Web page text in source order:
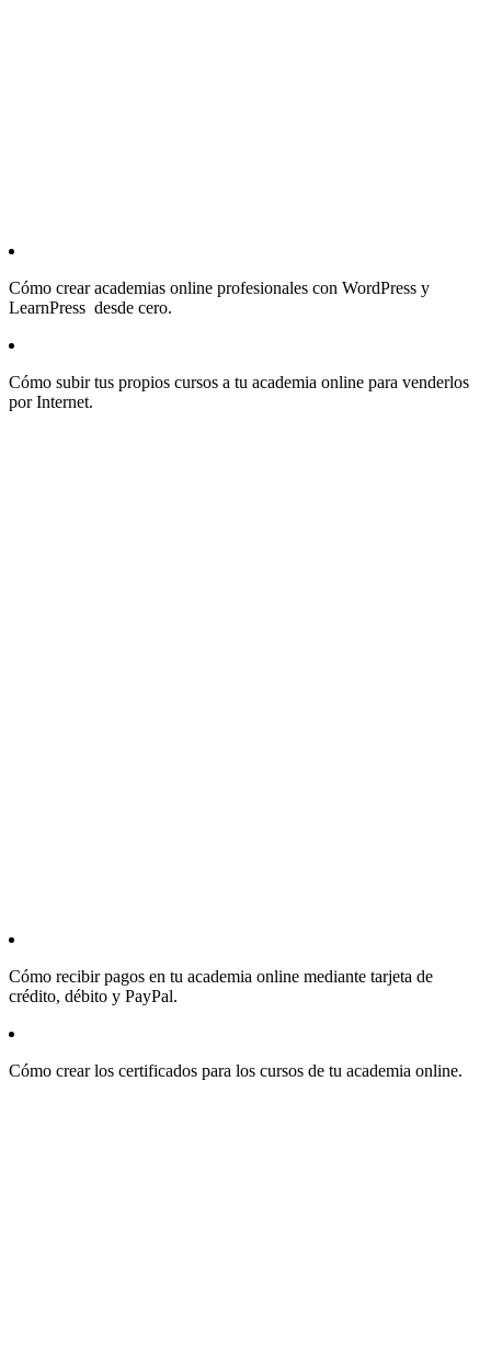
Cómo crear academias online profesionales con WordPress y
LearnPress desde cero.
Cómo subir tus propios cursos a tu academia online para venderlos
por Internet.
Cómo recibir pagos en tu academia online mediante tarjeta de
crédito, débito y PayPal.
Cómo crear los certificados para los cursos de tu academia online.